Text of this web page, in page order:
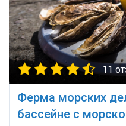
11
Ферма морских
бассейне с